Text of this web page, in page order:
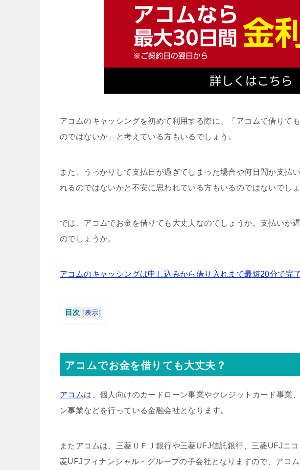
アコムのキャッシングを初めて利用する際に、「アコムで借りて
のではないか」と考えている方もいるでしょう。
また、うっかりして支払日が過ぎてしまった場合や何日間か支払
れるのではないかと不安に思われている方もいるのではないでしょ
では、アコムでお金を借りても大丈夫なのでしょうか。支払いが
のでしょうか。
アコムのキャッシングは申し込みから借り入れまで最短20分で完了
目次 [表示]
アコムでお金を借りても大丈夫？
アコムは、個人向けのカードローン事業やクレジットカード事業
ン事業などを行っている金融会社となります。
またアコムは、三菱ＵＦＪ銀行や三菱UFJ信託銀行、三菱UFJニ
菱UFJフィナンシャル・グループの子会社となりますので、アコ